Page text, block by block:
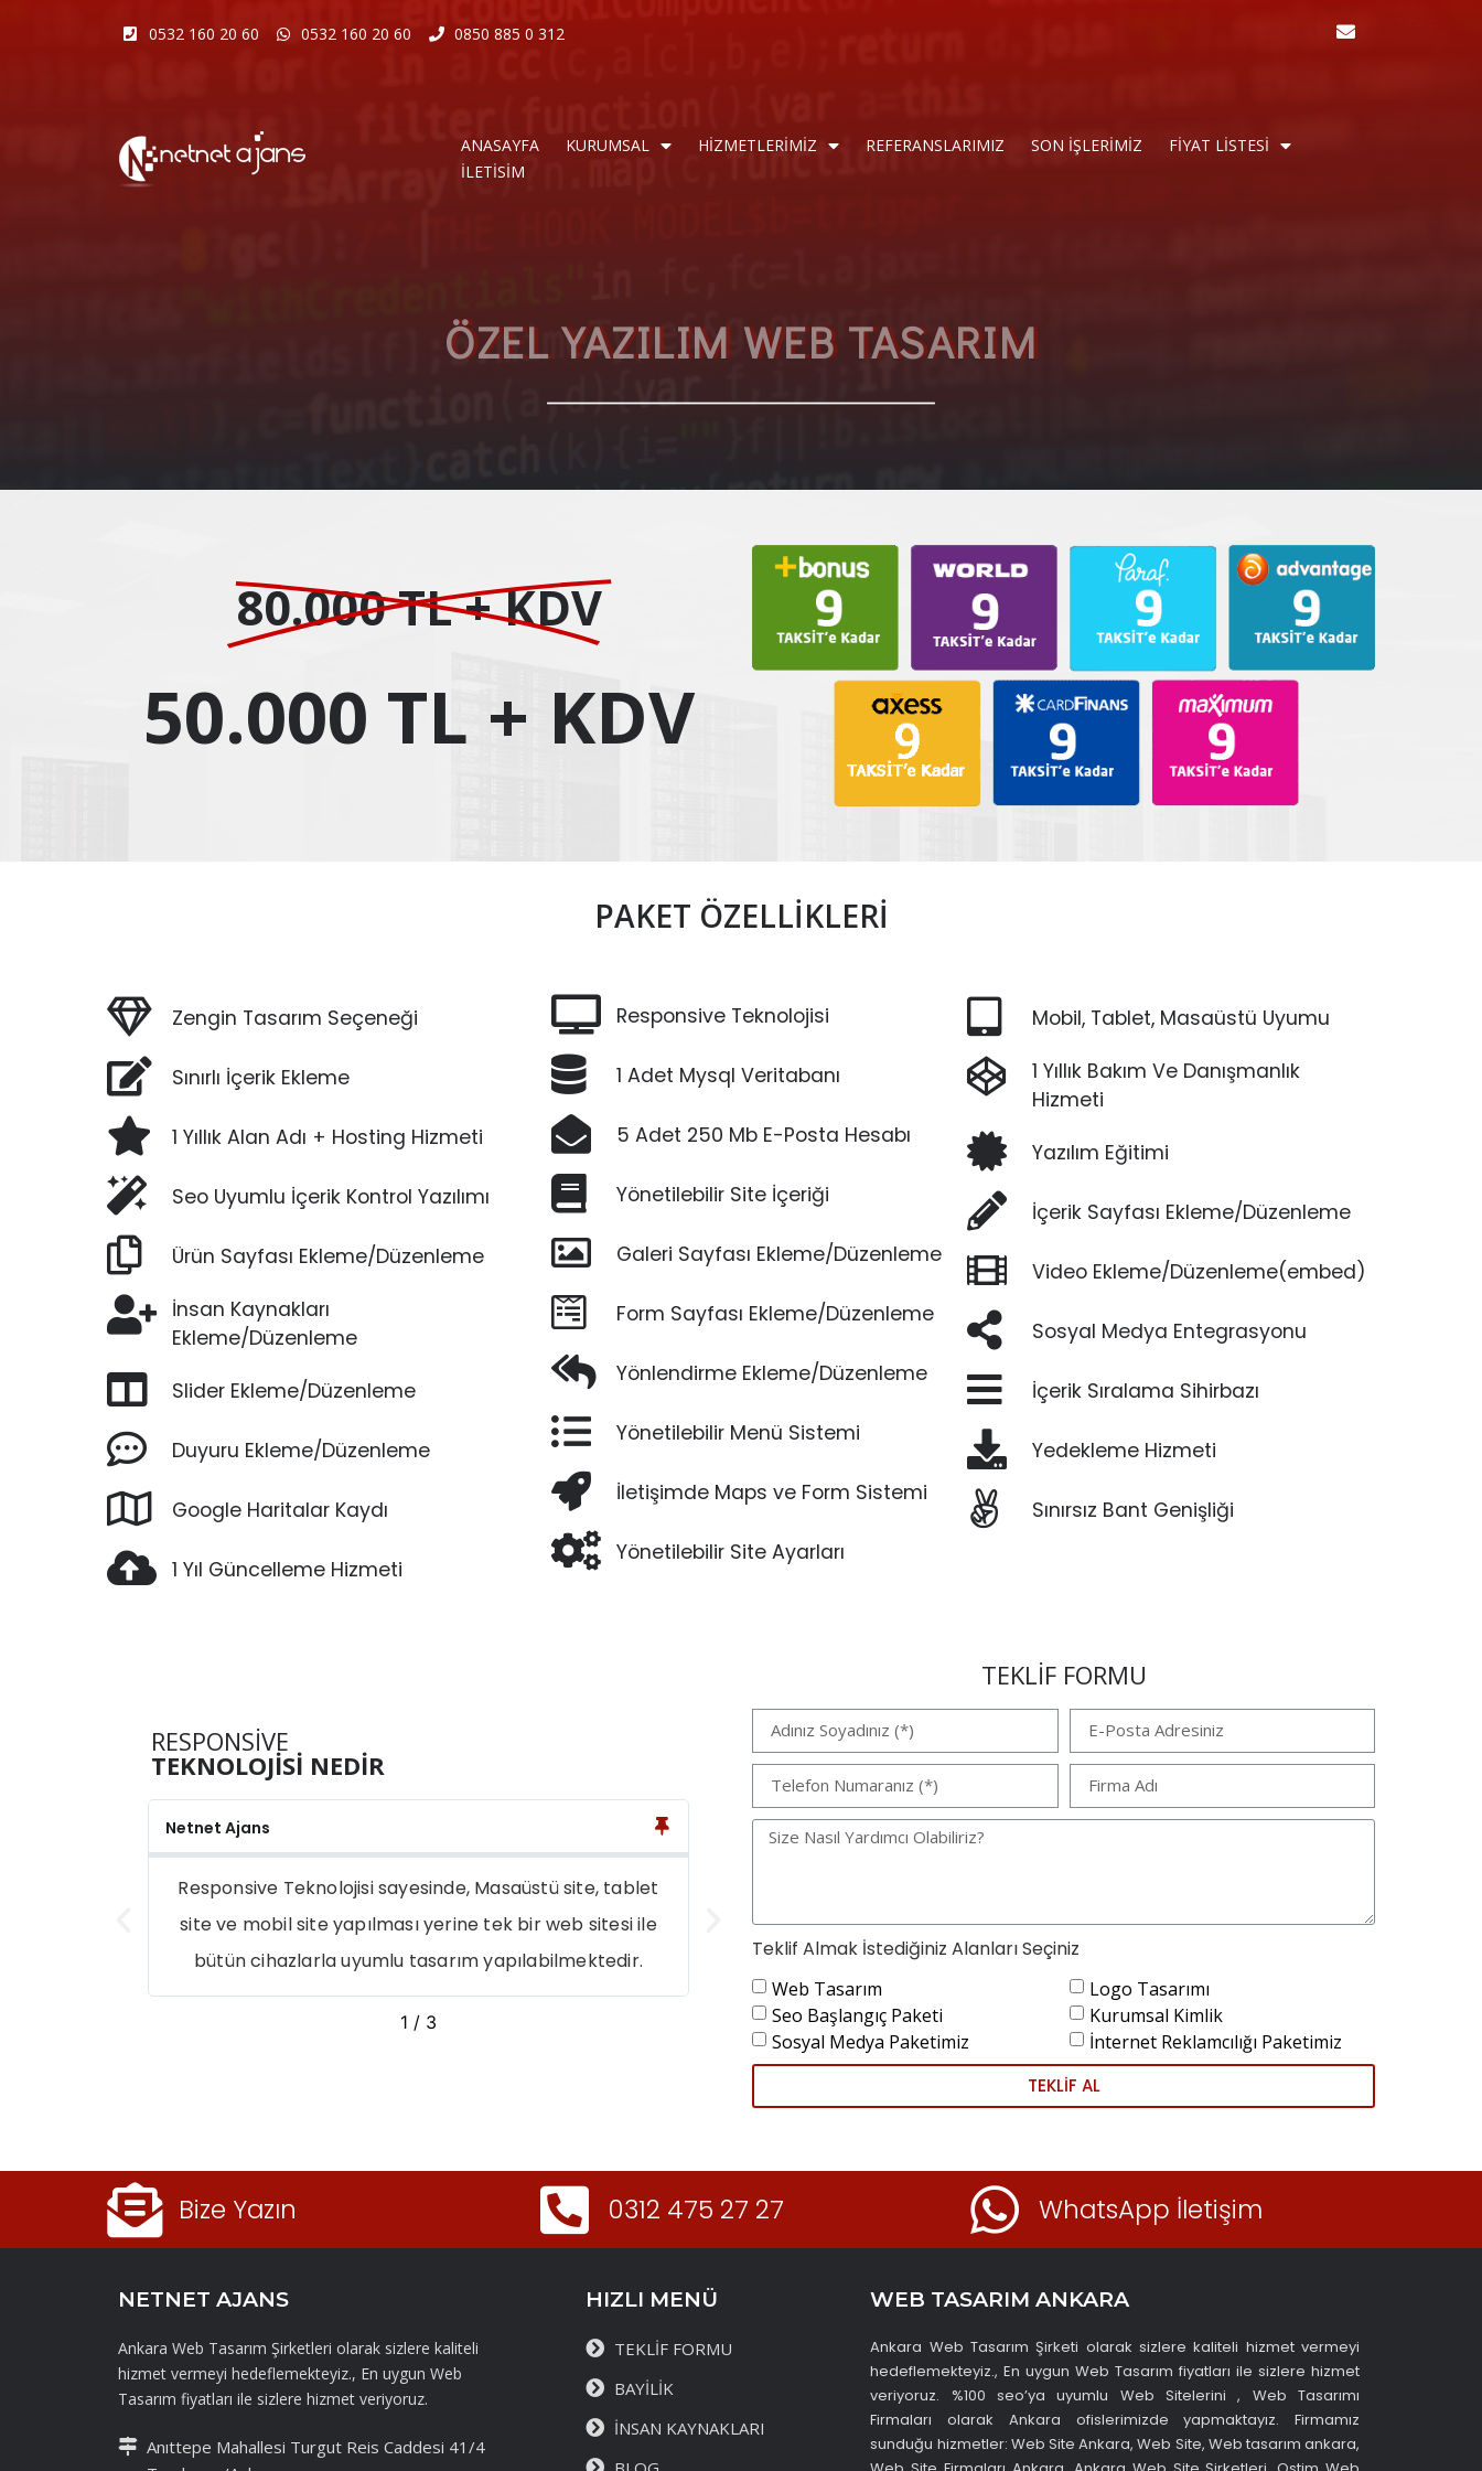
0532 160 20 60 0532 160 20 60 0850 885 0 312
ANASAYFA KURUMSAL HİZMETLERİMİZ REFERANSLARIMIZ SON İŞLERIMIZ
FİYAT LİSTESİ
İLETİSİM
ÖZEL YAZILIM WEB TASARIM
80.000 TL + KDV
50.000 TL + KDV
PAKET ÖZELLİKLERİ
Zengin Tasarım Seçeneği
Sınırlı İçerik Ekleme
1 Yıllık Alan Adı + Hosting Hizmeti
Seo Uyumlu İçerik Kontrol Yazılımı
Ürün Sayfası Ekleme/Düzenleme
İnsan Kaynakları
Ekleme/Düzenleme
Slider Ekleme/Düzenleme
Duyuru Ekleme/Düzenleme
Google Haritalar Kaydı
1 Yıl Güncelleme Hizmeti
Responsive Teknolojisi
1 Adet Mysql Veritabanı
5 Adet 250 Mb E-Posta Hesabı
Yönetilebilir Site İçeriği
Galeri Sayfası Ekleme/Düzenleme
Form Sayfası Ekleme/Düzenleme
Yönlendirme Ekleme/Düzenleme
Yönetilebilir Menü Sistemi
İletişimde Maps ve Form Sistemi
Yönetilebilir Site Ayarları
Mobil, Tablet, Masaüstü Uyumu
1 Yıllık Bakım Ve Danışmanlık
Hizmeti
Yazılım Eğitimi
İçerik Sayfası Ekleme/Düzenleme
Video Ekleme/Düzenleme(embed)
Sosyal Medya Entegrasyonu
İçerik Sıralama Sihirbazı
Yedekleme Hizmeti
Sınırsız Bant Genişliği
RESPONSIVE
TEKNOLOJİSİ NEDİR
Netnet Ajans
Responsive Teknolojisi sayesinde, Masaüstü site, tablet
site ve mobil site yapılması yerine tek bir web sitesi ile
bütün cihazlarla uyumlu tasarım yapılabilmektedir.
Netnet Ajans
barındırmaktadır.
web teknolojilerinin
2 /3
TEKLİF FORMU
Teklif Almak İstediğiniz Alanları Seçiniz
Web Tasarım
Seo Başlangıç Paketi
Sosyal Medya Paketimiz
Logo Tasarımı
Kurumsal Kimlik
İnternet Reklamcılığı Paketimiz
TEKLİF AL
Bize Yazın 0312 475 27 27 WhatsApp İletişim
NETNET AJANS
Ankara Web Tasarım Şirketleri olarak sizlere kaliteli
hizmet vermeyi hedeflemekteyiz., En uygun Web
Tasarım fiyatları ile sizlere hizmet veriyoruz.
Anıttepe Mahallesi Turgut Reis Caddesi 41/4
HIZLI MENÜ
TEKLİF FORMU
BAYİLİK
İNSAN KAYNAKLARI
WEB TASARIM ANKARA
Ankara Web Tasarım Şirketi olarak sizlere kaliteli hizmet vermeyi
hedeflemekteyiz., En uygun Web Tasarım fiyatları ile sizlere hizmet
veriyoruz. %100 seo’ya uyumlu Web Sitelerini , Web Tasarımı
Firmaları olarak Ankara ofislerimizde yapmaktayız. Firmamız
sunduğu hizmetler: Web Site Ankara, Web Site, Web tasarım ankara,